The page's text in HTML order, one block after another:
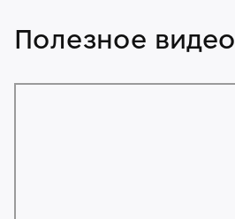
Полезное видео